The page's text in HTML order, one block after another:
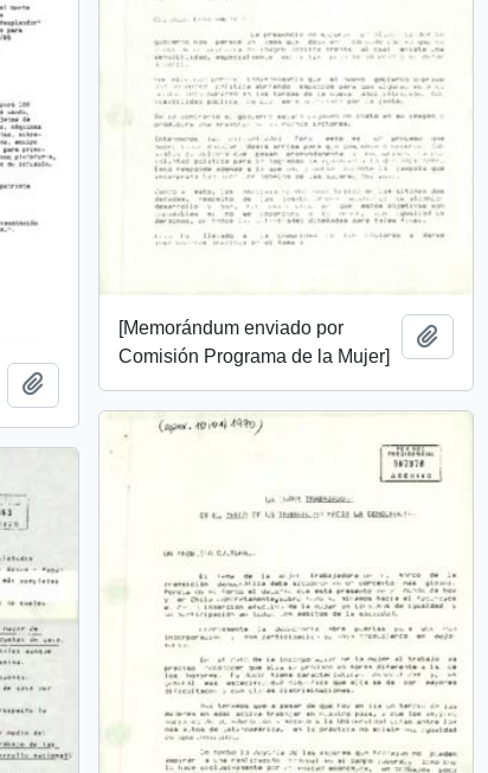
Añadir al portapapeles
[Memorándum enviado por
Comisión Programa de la Mujer]